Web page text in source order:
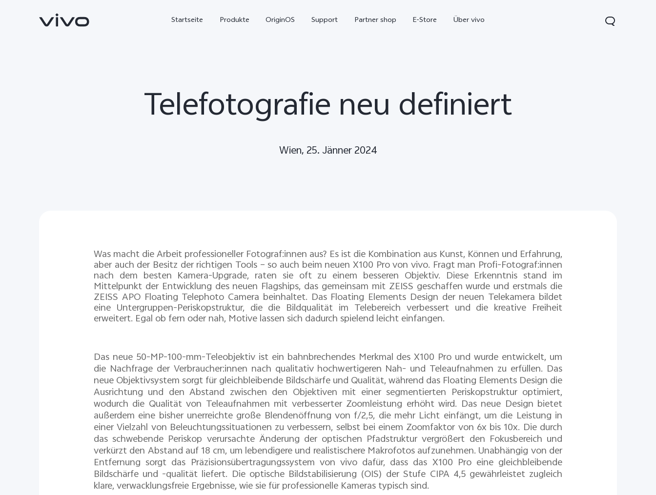
Startseite Produkte OriginOS Support Partner shop E-Store Über vivo
Telefotografie neu definiert
Wien, 25. Jänner 2024
Was macht die Arbeit professioneller Fotograf:innen aus? Es ist die Kombination aus Kunst, Können und Erfahrung,
aber auch der Besitz der richtigen Tools – so auch beim neuen X100 Pro von vivo. Fragt man Profi-Fotograf:innen
nach dem besten Kamera-Upgrade, raten sie oft zu einem besseren Objektiv. Diese Erkenntnis stand im
Mittelpunkt der Entwicklung des neuen Flagships, das gemeinsam mit ZEISS geschaffen wurde und erstmals die
ZEISS APO Floating Telephoto Camera beinhaltet. Das Floating Elements Design der neuen Telekamera bildet
eine Untergruppen-Periskopstruktur, die die Bildqualität im Telebereich verbessert und die kreative Freiheit
erweitert. Egal ob fern oder nah, Motive lassen sich dadurch spielend leicht einfangen.
Das neue 50-MP-100-mm-Teleobjektiv ist ein bahnbrechendes Merkmal des X100 Pro und wurde entwickelt, um
die Nachfrage der Verbraucher:innen nach qualitativ hochwertigeren Nah- und Teleaufnahmen zu erfüllen. Das
neue Objektivsystem sorgt für gleichbleibende Bildschärfe und Qualität, während das Floating Elements Design die
Ausrichtung und den Abstand zwischen den Objektiven mit einer segmentierten Periskopstruktur optimiert,
wodurch die Qualität von Teleaufnahmen mit verbesserter Zoomleistung erhöht wird. Das neue Design bietet
außerdem eine bisher unerreichte große Blendenöffnung von f/2,5, die mehr Licht einfängt, um die Leistung in
einer Vielzahl von Beleuchtungssituationen zu verbessern, selbst bei einem Zoomfaktor von 6x bis 10x. Die durch
das schwebende Periskop verursachte Änderung der optischen Pfadstruktur vergrößert den Fokusbereich und
verkürzt den Abstand auf 18 cm, um lebendigere und realistischere Makrofotos aufzunehmen. Unabhängig von der
Entfernung sorgt das Präzisionsübertragungssystem von vivo dafür, dass das X100 Pro eine gleichbleibende
Bildschärfe und -qualität liefert. Die optische Bildstabilisierung (OIS) der Stufe CIPA 4,5 gewährleistet zugleich
klare, verwacklungsfreie Ergebnisse, wie sie für professionelle Kameras typisch sind.